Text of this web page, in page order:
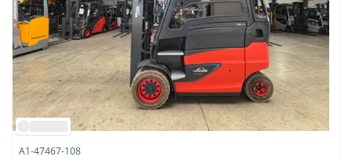
A1-47467-108